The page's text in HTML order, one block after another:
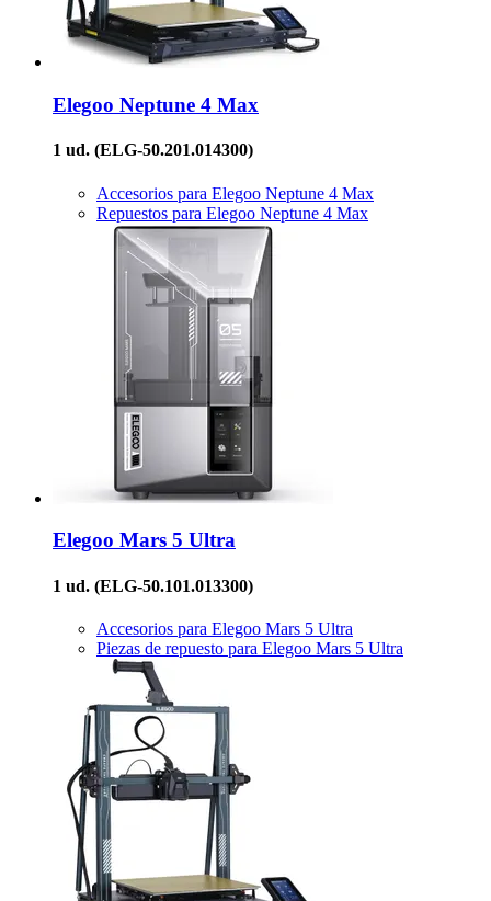
Elegoo Neptune 4 Max
1 ud. (ELG-50.201.014300)
Accesorios para Elegoo Neptune 4 Max
Repuestos para Elegoo Neptune 4 Max
Elegoo Mars 5 Ultra
1 ud. (ELG-50.101.013300)
Accesorios para Elegoo Mars 5 Ultra
Piezas de repuesto para Elegoo Mars 5 Ultra